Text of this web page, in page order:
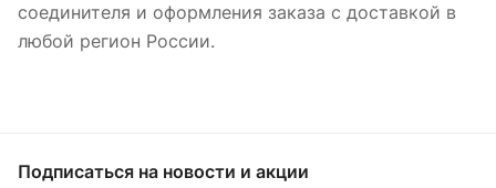
соединителя и оформления заказа с доставкой в
любой регион России.
Подписаться на новости и акции